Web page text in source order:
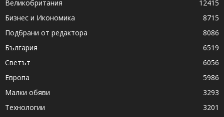
Великобритания
12415
Бизнес и Икономика
8715
Подбрани от редактора
8086
България
6519
Светът
6056
Европа
5986
Малки обяви
3293
Технологии
3201